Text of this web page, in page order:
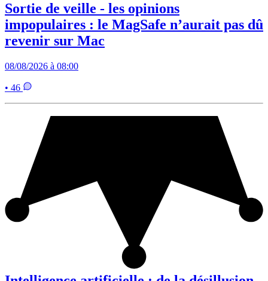
Sortie de veille - les opinions
impopulaires : le MagSafe n’aurait pas dû
revenir sur Mac
08/08/2026 à 08:00
• 46